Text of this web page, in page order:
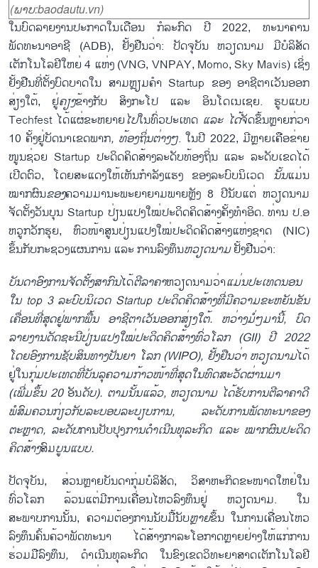
(ພາບ:baodautu.vn)
ໃນບົດລາຍງານປະກາດໃນເດືອນ ກໍລະກົດ ປີ 2022, ທະນາຄານ
ພັດທະນາອາຊີ (ADB), ຢັ້ງຢືນວ່າ: ປັດຈຸບັນ ຫວຽດນາມ ມີບໍລິສັດ
ເຕັກໂນໂລຢີໃຫຍ່ 4 ແຫ່ງ (VNG, VNPAY, Momo, Sky Mavis) ເຊິ່ງ
ຢັ້ງຢືນທີ່ຕັ້ງບົດບາດໃນ ສາມຫຼຽມຄຳ Startup ຂອງ ອາຊີຕາເວັນອອກ
ສ່ຽງໃຕ້, ຢູ່ຄຽງຂ້າງກັບ ສິງກະໂປ ແລະ ອິນໂດເນເຊຍ. ຮູບແບບ
Techfest ໄດ້ແຜ່ຂະຫຍາຍໄປໃນທົ່ວປະເທດແລະ ໄດ້ຈັດຂຶ້ນຫຼາຍກ່ວາ
10 ຄັ້ງຢູ່ບັດນາເຂດພາກ, ທ້ອງຖິ່ນຕ່າງໆ. ໃນປີ 2022, ມີຫຼາຍເຄືອຂ່າຍ
ໜູນຊ່ວຍ Startup ປະດິດຄິດສ້າງລະດັບທ້ອງຖິ່ນ ແລະ ລະດັບເຂດໄດ້
ເປີດຕົວ, ໂດຍສະແດງໃຫ້ເຫັນກຳລັງແຮງ ຂອງລະບົບນິເວດ ນັ້ນແມ່ນ
ໝາກຜົນຂອງຄວາມມານະພະຍາຍາມພາຍຫຼັງ 8 ປີນັບແຕ່ ຫວຽດນາມ
ຈັດຕັ້ງວັນບຸນ Startup ປ່ຽນແປງໃໝ່ປະດິດຄິດສ້າງຄັ້ງທຳອິດ. ທ່ານ ປ.ອ
ຫວູກວັກຮຸຍ, ຫົວໜ້າສູນປ່ຽນແປງໃໝ່ປະດິດຄິດສ້າງແຫ່ງຊາດ (NIC)
ຂຶ້ນກັບກະຊວງແຜນການ ແລະ ການລົງທຶນຫວຽດນາມຢັ້ງຢືນວ່າ:
ບັນດາອົງການຈັດຕັ້ງສາກົນໄດ້ຕີລາຄາຫວຽດນາມວ່າແມ່ນປະເທດນອນ
ໃນtop 3 ລະບົບນິເວດStartup ປະດິດຄິດສ້າງທີ່ມີຄວາມຂະຫຍັນຂັນ
ເຄື່ອນທີ່ສຸດຢູ່ພາກພື້ນ ອາຊີຕາເວັນອອກສ່ຽງໃຕ້. ຫວ່າງມໍ່ໆມານີ້, ບົດ
ລາຍງານດັດຊະນີປ່ຽນແປງໃໝ່ປະດິດຄິດສ້າງທົ່ວໂລກ(GII) ປີ2022
ໂດຍອົງການຊັບສິນທາງປັນຍາ ໂລກ(WIPO), ຢັ້ງຢືນວ່າ ຫວຽດນາມໄດ້
ຢູ່ໃນກຸ່ມປະເທດທີ່ບັນລຸຄວາມກ້າວໜ້າທີ່ສຸດໃນທົດສະວັດຜ່ານມາ
(ເພີ່ມຂຶ້ນ20ອັນດັບ). ຕາມນັ້ນແລ້ວ, ຫວຽດນາມ ໄດ້ຮັບການຕີລາຄາດີ
ພໍສົມຄວນກ່ຽວກັບລະບອບລະບຽບການ, ລະດັບການພັດທະນາຂອງ
ຕະຫຼາດ, ລະດັບການປັບປຸງການດຳເນີນທຸລະກິດ ແລະ ໝາກຜົນປະດິດ
ຄິດສ້າງສົມບູນແບບ.
ປັດຈຸບັນ, ສ່ວນຫຼາຍບັນດາກຸ່ມບໍລິສັດ, ວິສາຫະກິດຂະໜາດໃຫຍ່ໃນ
ທົ່ວໂລກ ລ້ວນແຕ່ມີການເຄື່ອນໄຫວລົງທຶນຢູ່ ຫວຽດນາມ. ໃນ
ສະພາບການນັ້ນ, ຄວາມຕ້ອງການນັບມື້ນັບຫຼາຍຂຶ້ນ ໃນການເຄື່ອນໄຫວ
ລົງທຶນຄົ້ນຄ້ວາພັດທະນາ ໄດ້ສ້າງກາລະໂອກາດຫຼາຍຢ່າງໃຫ້ແກ່ການ
ຮ່ວມມືລົງທຶນ, ດຳເນີນທຸລະກິດ ໃນຂົງເຂດວິທະຍາສາດເຕັກໂນໂລຢີ